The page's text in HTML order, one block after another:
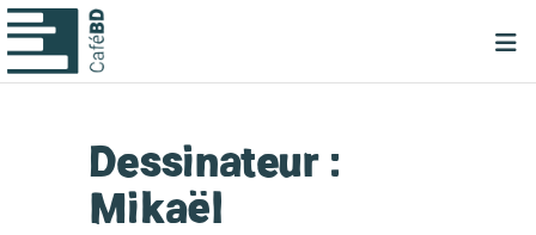
Dessinateur :
Mikaël